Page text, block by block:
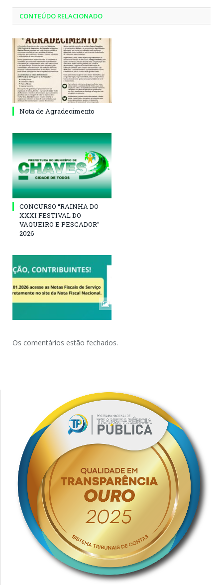
CONTEÚDO RELACIONADO
Nota de Agradecimento
CONCURSO “RAINHA DO
XXXI FESTIVAL DO
VAQUEIRO E PESCADOR”
2026
Os comentários estão fechados.